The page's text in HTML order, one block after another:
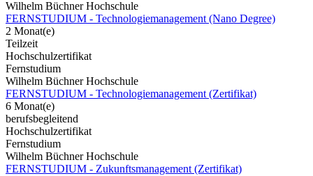
Wilhelm Büchner Hochschule
FERNSTUDIUM - Technologiemanagement (Nano Degree)
2 Monat(e)
Teilzeit
Hochschulzertifikat
Fernstudium
Wilhelm Büchner Hochschule
FERNSTUDIUM - Technologiemanagement (Zertifikat)
6 Monat(e)
berufsbegleitend
Hochschulzertifikat
Fernstudium
Wilhelm Büchner Hochschule
FERNSTUDIUM - Zukunftsmanagement (Zertifikat)